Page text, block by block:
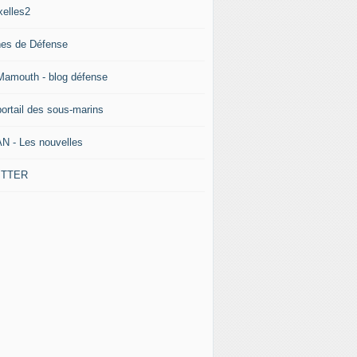
de Défense
- blog défense
des sous-marins
- Les nouvelles